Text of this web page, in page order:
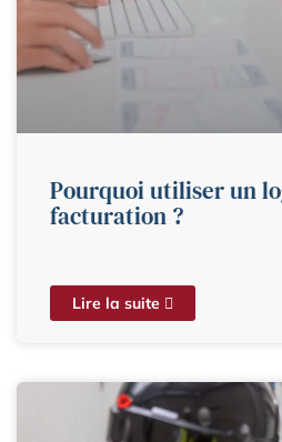
Pourquoi utiliser un
facturation ?
Lire la suite